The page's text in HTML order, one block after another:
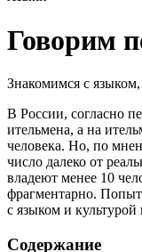
Говорим
Знакомимся с
В России, согласно
ительмена, а на
человека. Но, по
число далеко от
владеют менее 10
фрагментарно.
с языком и культурой
Содержание